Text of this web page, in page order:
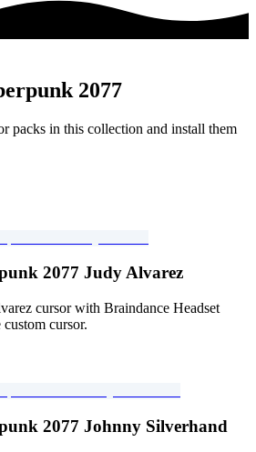
2077
packs in this collection and install them
2077 Judy Alvarez
cursor with Braindance Headset
cursor.
2077 Johnny Silverhand